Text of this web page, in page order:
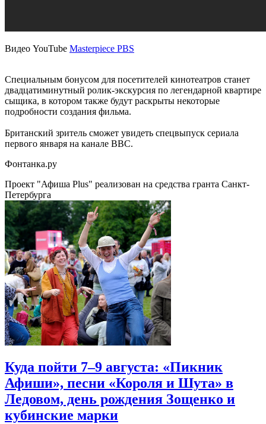
Видео YouTube Masterpiece PBS
Специальным бонусом для посетителей кинотеатров станет
двадцатиминутный ролик-экскурсия по легендарной квартире
сыщика, в котором также будут раскрыты некоторые
подробности создания фильма.
Британский зритель сможет увидеть спецвыпуск сериала
первого января на канале BBC.
Фонтанка.ру
Проект "Афиша Plus" реализован на средства гранта Санкт-
Петербурга
Куда пойти 7–9 августа: «Пикник
Афиши», песни «Короля и Шута» в
Ледовом, день рождения Зощенко и
кубинские марки